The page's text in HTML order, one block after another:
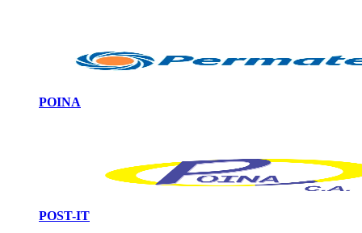
POINA
POST-IT